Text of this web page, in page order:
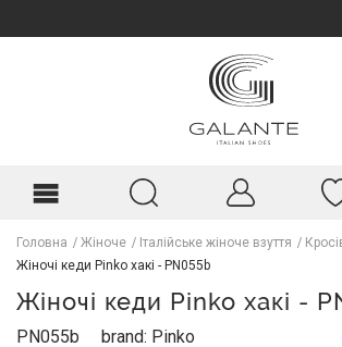
Головна Жіноче Італійське жіноче взуття
Жіночі кеди Pinko хакі - PN055b
Жіночі кеди Pinko хакі -
PN055b brand: Pinko